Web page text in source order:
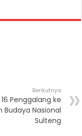
Berikutnya
Penggalang ke
Budaya Nasional
Sulteng